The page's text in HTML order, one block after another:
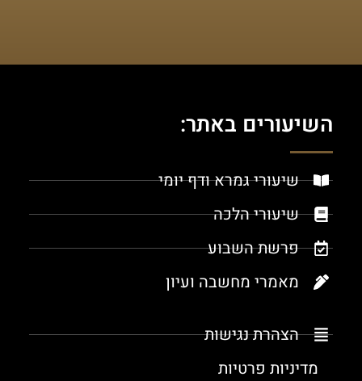
השיעורים באתר:
שיעורי גמרא ודף יומי
שיעורי הלכה
פרשת השבוע
מאמרי מחשבה ועיון
הצהרת נגישות
מדיניות פרטיות